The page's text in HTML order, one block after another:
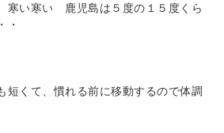
寒い寒い 鹿児島は５度の１５度くら
・
短くて、慣れる前に移動するので体調